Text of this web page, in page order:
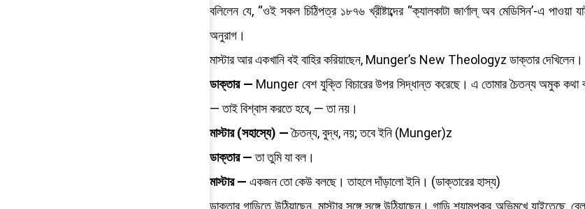
বলিলেন যে, “ওই সকল চিঠিপত্র ১৮৭৬ খ্রীষ্টাব্দের “ক্যালকাটা জার্ণাল্‌ অব মেডিসিন’-এ পাওয়া
অনুরাগ।
মাস্টার আর একখানি বই বাহির করিয়াছেন, Munger’s New Theologyz ডাক্তার দেখিলেন।
ডাক্তার — Munger বেশ যুক্তি বিচারের উপর সিদ্ধান্ত করেছে। এ তোমার চৈতন্য অমুক কথা
— তাই বিশ্বাস করতে হবে, — তা নয়।
মাস্টার (সহাস্যে) —চৈতন্য, বুদ্ধ, নয়; তবে ইনি (Munger)z
ডাক্তার —তা তুমি যা বল।
মাস্টার — একজন তো কেউ বলছে। তাহলে দাঁড়ালো ইনি। (ডাক্তারের হাস্য)
ডাক্তার গাড়িতে উঠিয়াছেন, মাস্টার সঙ্গে সঙ্গে উঠিয়াছেন। গাড়ি শ্যামপুকুর অভিমুখে